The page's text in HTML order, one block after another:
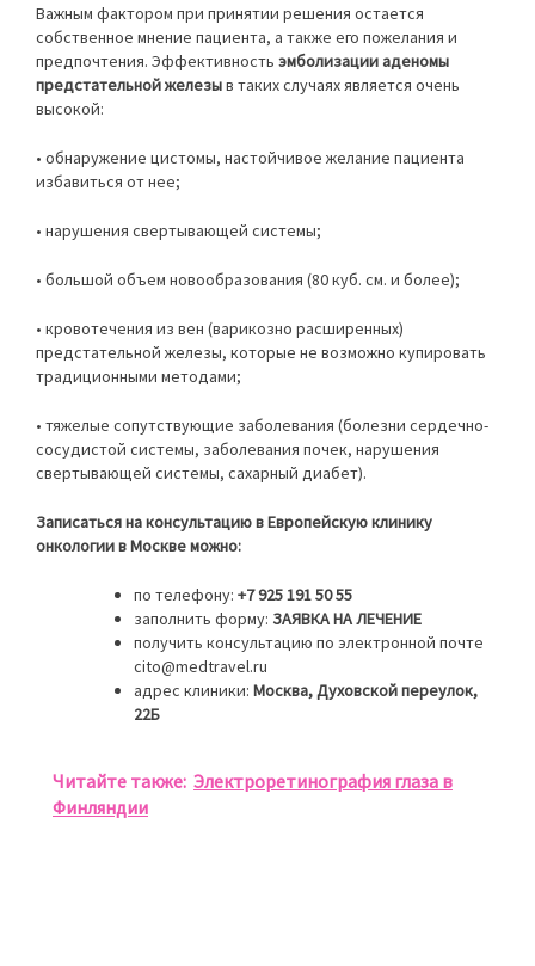
Важным фактором при принятии решения остается
собственное мнение пациента, а также его пожелания и
предпочтения. Эффективность эмболизации аденомы
предстательной железыв таких случаях является очень
высокой:
• обнаружение цистомы, настойчивое желание пациента
избавиться от нее;
• нарушения свертывающей системы;
• большой объем новообразования (80 куб. см. и более);
• кровотечения из вен (варикозно расширенных)
предстательной железы, которые не возможно купировать
традиционными методами;
• тяжелые сопутствующие заболевания (болезни сердечно-
сосудистой системы, заболевания почек, нарушения
свертывающей системы, сахарный диабет).
Записаться на консультацию в Европейскую клинику
онкологии в Москве можно:
по телефону: +7 925 191 50 55
заполнить форму: ЗАЯВКА НА ЛЕЧЕНИЕ
получить консультацию по электронной почте
cito@medtravel.ru
адрес клиники: Москва, Духовской переулок,
22Б
Читайте также: Электроретинография глаза в
Финляндии